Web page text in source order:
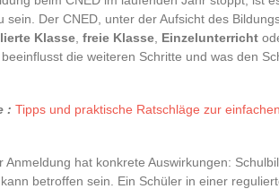
sein. Der CNED, unter der Aufsicht des
Klasse freie Klasse Einzelunterricht
die weiteren Schritte und was den
: Tipps und praktische Ratschläge zur
Anmeldung hat konkrete Auswirkungen:
betroffen sein. Ein Schüler in einer